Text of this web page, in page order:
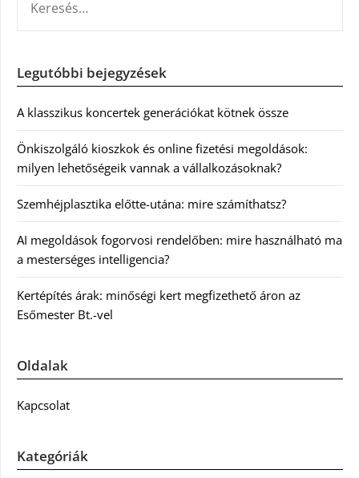
Legutóbbi bejegyzések
A klasszikus koncertek generációkat kötnek össze
Önkiszolgáló kioszkok és online fizetési megoldások:
milyen lehetőségeik vannak a vállalkozásoknak?
Szemhéjplasztika előtte-utána: mire számíthatsz?
AI megoldások fogorvosi rendelőben: mire használható ma
a mesterséges intelligencia?
Kertépítés árak: minőségi kert megfizethető áron az
Esőmester Bt.-vel
Oldalak
Kapcsolat
Kategóriák